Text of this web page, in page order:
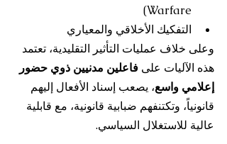
Warfare)
التفكيك الأخلاقي والمعياري
وعلى خلاف عمليات التأثير التقليدية، تعتمد
هذه الآليات على فاعلين مدنيين ذوي حضور
إعلامي واسع، يصعب إسناد الأفعال إليهم
قانونياً، وتكتنفهم ضبابية قانونية، مع قابلية
عالية للاستغلال السياسي.